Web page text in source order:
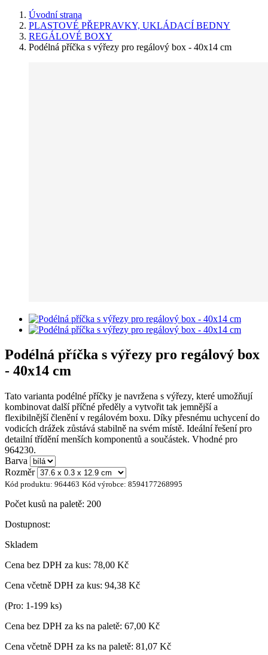
Úvodní strana
PLASTOVÉ PŘEPRAVKY, UKLÁDACÍ BEDNY
REGÁLOVÉ BOXY
Podélná příčka s výřezy pro regálový box - 40x14 cm
Podélná příčka s výřezy pro regálový box
- 40x14 cm
Tato varianta podélné příčky je navržena s výřezy, které umožňují
kombinovat další příčné předěly a vytvořit tak jemnější a
flexibilnější členění v regálovém boxu. Díky přesnému uchycení do
vodicích drážek zůstává stabilně na svém místě. Ideální řešení pro
detailní třídění menších komponentů a součástek. Vhodné pro
964230.
Barva
Rozměr
Kód produktu: 964463 Kód výrobce: 8594177268995
Počet kusů na paletě: 200
Dostupnost:
Skladem
Cena bez DPH za kus: 78,00 Kč
Cena včetně DPH za kus: 94,38 Kč
(Pro: 1-199 ks)
Cena bez DPH za ks na paletě: 67,00 Kč
Cena včetně DPH za ks na paletě: 81,07 Kč